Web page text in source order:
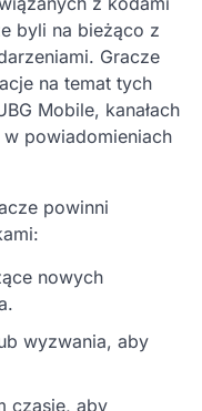
byli na bieżąco z
Gracze
na temat tych
Mobile, kanałach
powiadomieniach
powinni
nowych
wyzwania, aby
czasie, aby